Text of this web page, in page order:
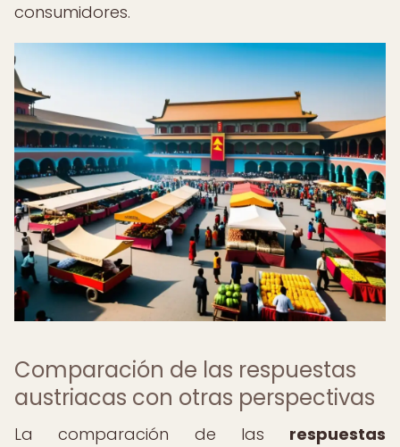
consumidores.
Comparación de las respuestas
austriacas con otras perspectivas
La comparación de las respuestas